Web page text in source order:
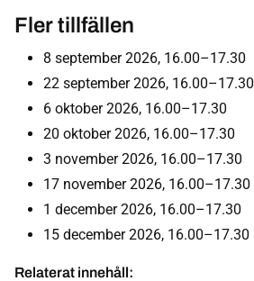
Relaterat innehåll:
Fler tillfällen
8 september 2026, 16.00–17.30
22 september 2026, 16.00–17.30
6 oktober 2026, 16.00–17.30
20 oktober 2026, 16.00–17.30
3 november 2026, 16.00–17.30
17 november 2026, 16.00–17.30
1 december 2026, 16.00–17.30
15 december 2026, 16.00–17.30